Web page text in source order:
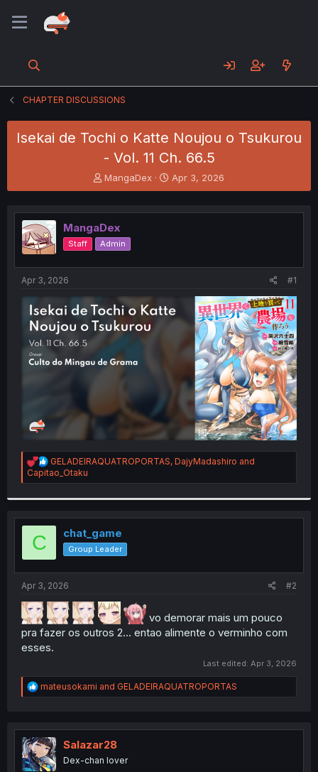
CHAPTER DISCUSSIONS
Isekai de Tochi o Katte Noujou o Tsukurou
- Vol. 11 Ch. 66.5
T
h
e
a
d
s
t
e
r
MangaDex
S
t
r
t
Apr 3, 2026
MangaDex
Staff Admin
Apr 3, 2026 #1
R
e
a
i
o
:
GELADEIRAQUATROPORTAS, DajyMadashiro and
Capitao_Otaku
C chat_game
Group Leader
Apr 3, 2026 #2
vo demorar mais um pouco
pra fazer os outros 2... entao alimente o verminho com
esses.
Last edited: Apr 3, 2026
R
e
t
i
o
n
mateusokami and GELADEIRAQUATROPORTAS
Salazar28
Dex-chan lover